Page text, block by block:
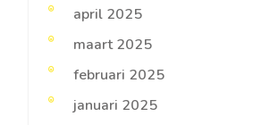
april 2025
maart 2025
februari 2025
januari 2025